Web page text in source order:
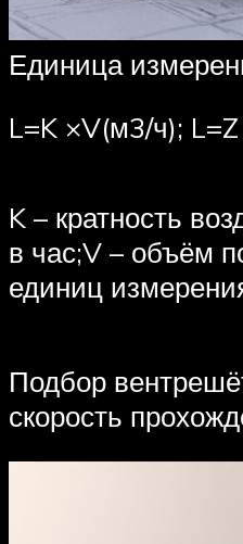
Единица
L=K ×V(м3/ч);
K – кратность
в час;V – объём
единиц
Подбор
скорость